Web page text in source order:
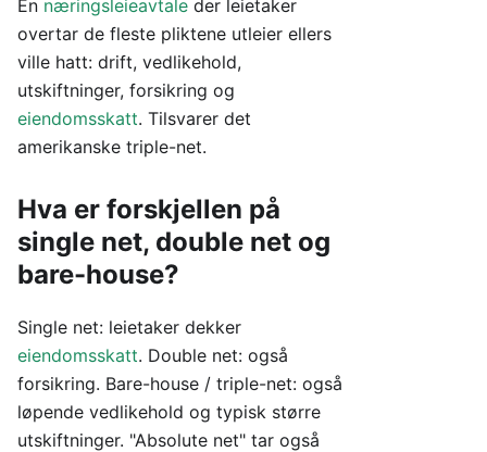
En næringsleieavtale der leietaker
overtar de fleste pliktene utleier ellers
ville hatt: drift, vedlikehold,
utskiftninger, forsikring og
eiendomsskatt. Tilsvarer det
amerikanske triple-net.
Hva er forskjellen på
single net, double net og
bare-house?
Single net: leietaker dekker
eiendomsskatt. Double net: også
forsikring. Bare-house / triple-net: også
løpende vedlikehold og typisk større
utskiftninger. "Absolute net" tar også